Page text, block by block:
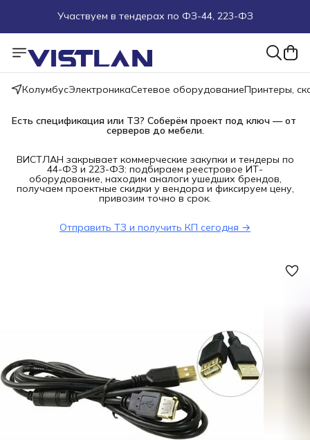
Поможем подобрать оборудование под ТЗ
Пуско-наладочные работы
Более 100 000 позиций в наличии и под заказ
КолумбусЭлектроникаСетевое оборудованиеПринтеры,
Есть спецификация или ТЗ? Соберём проект под ключ — от
серверов до мебели.
ВИСТЛАН закрывает коммерческие закупки и тендеры по
44-ФЗ и 223-ФЗ: подбираем реестровое ИТ-
оборудование, находим аналоги ушедших брендов,
получаем проектные скидки у вендора и фиксируем цену,
привозим точно в срок.
Отправить ТЗ и получить КП сегодня →